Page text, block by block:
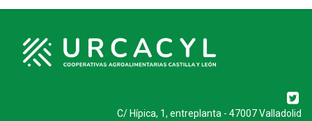
C/ Hípica, 1, entreplanta - 47007 Valladolid